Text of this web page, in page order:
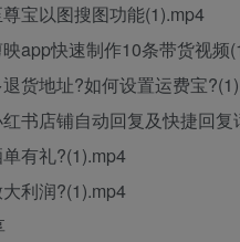
宝以图搜图功能(1).mp4
app快速制作10条带货视频
货地址?如何设置运费宝
书店铺自动回复及快捷回复
有礼?(1).mp4
利润?(1).mp4